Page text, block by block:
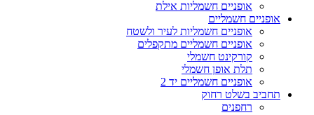
אופניים חשמליות אילת
אופניים חשמליים
אופניים חשמליות לעיר ולשטח
אופניים חשמליים מתקפלים
קורקינט חשמלי
תלת אופן חשמלי
אופניים חשמליים יד 2
תחביב בשלט רחוק
רחפנים